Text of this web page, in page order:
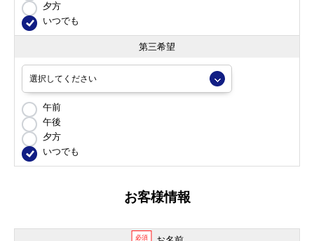
夕方
いつでも
第三希望
午前
午後
夕方
いつでも
お客様情報
必須